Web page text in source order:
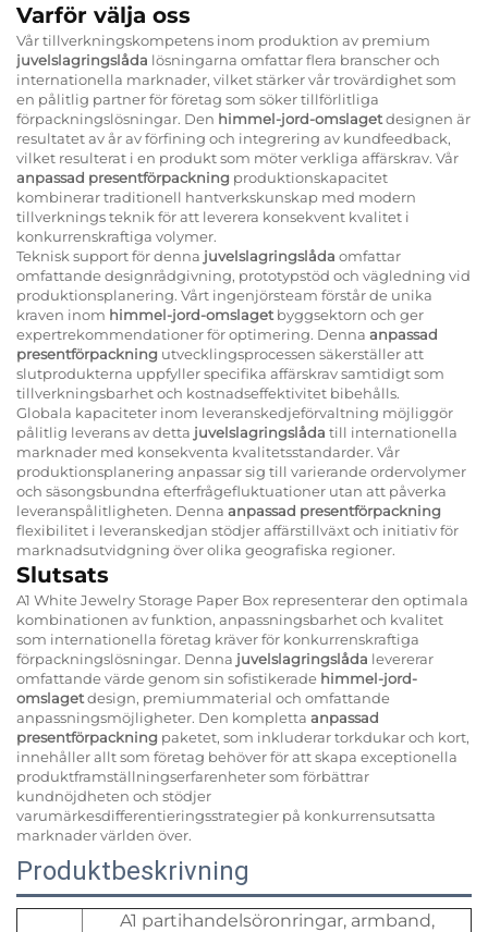
Varför välja oss
Vår tillverkningskompetens inom produktion av premium
juvelslagringslåda lösningarna omfattar flera branscher och
internationella marknader, vilket stärker vår trovärdighet som
en pålitlig partner för företag som söker tillförlitliga
förpackningslösningar. Den himmel-jord-omslagetdesignen är
resultatet av år av förfining och integrering av kundfeedback,
vilket resulterat i en produkt som möter verkliga affärskrav. Vår
anpassad presentförpackning produktionskapacitet
kombinerar traditionell hantverkskunskap med modern
tillverknings teknik för att leverera konsekvent kvalitet i
konkurrenskraftiga volymer.
Teknisk support för denna juvelslagringslåda omfattar
omfattande designrådgivning, prototypstöd och vägledning vid
produktionsplanering. Vårt ingenjörsteam förstår de unika
kraven inom himmel-jord-omslaget byggsektorn och ger
expertrekommendationer för optimering. Denna anpassad
presentförpackning utvecklingsprocessen säkerställer att
slutprodukterna uppfyller specifika affärskrav samtidigt som
tillverkningsbarhet och kostnadseffektivitet bibehålls.
Globala kapaciteter inom leveranskedjeförvaltning möjliggör
pålitlig leverans av detta juvelslagringslåda till internationella
marknader med konsekventa kvalitetsstandarder. Vår
produktionsplanering anpassar sig till varierande ordervolymer
och säsongsbundna efterfrågefluktuationer utan att påverka
leveranspålitligheten. Denna anpassad presentförpackning
flexibilitet i leveranskedjan stödjer affärstillväxt och initiativ för
marknadsutvidgning över olika geografiska regioner.
Slutsats
A1 White Jewelry Storage Paper Box representerar den optimala
kombinationen av funktion, anpassningsbarhet och kvalitet
som internationella företag kräver för konkurrenskraftiga
förpackningslösningar. Denna juvelslagringslåda levererar
omfattande värde genom sin sofistikerade himmel-jord-
omslagetdesign, premiummaterial och omfattande
anpassningsmöjligheter. Den kompletta anpassad
presentförpackning paketet, som inkluderar torkdukar och kort,
innehåller allt som företag behöver för att skapa exceptionella
produktframställningserfarenheter som förbättrar
kundnöjdheten och stödjer
varumärkesdifferentieringsstrategier på konkurrensutsatta
marknader världen över.
Produktbeskrivning
A1 partihandelsöronringar, armband,